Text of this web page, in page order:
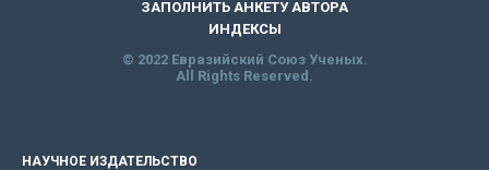
ЗАПОЛНИТЬ АНКЕТУ АВТОРА
ИНДЕКСЫ
© 2022 Евразийский Союз Ученых.
All Rights Reserved.
НАУЧНОЕ ИЗДАТЕЛЬСТВО